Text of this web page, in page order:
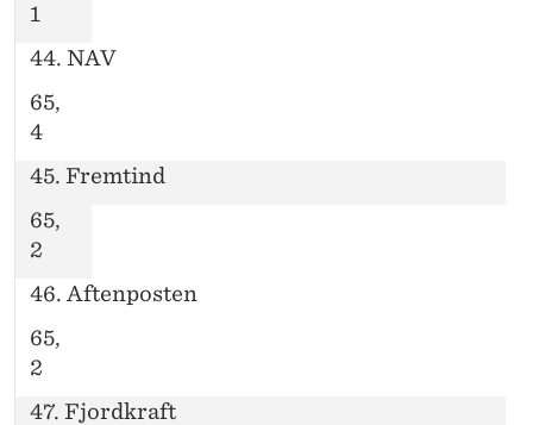
1
44. NAV
65,
4
45. Fremtind
65,
2
46. Aftenposten
65,
2
47. Fjordkraft